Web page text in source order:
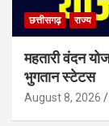
छत्तीसगढ़ राज्य
महतारी वंदन
भुगतान स्टेटस
August 8, 2026